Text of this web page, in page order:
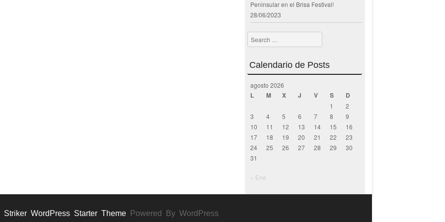
Peninsular en el Brisa Festival!
28/06/2023
Search
Calendario de Posts
agosto 2026
L M X J V S D
1
2
3
4 5 6 7 8
9
10
11 12 13 14 15
16
17
18 19 20 21 22
23
24
25 26 27 28 29
30
31
« Ene
Striker WordPress Starter Theme Powered By WordPress